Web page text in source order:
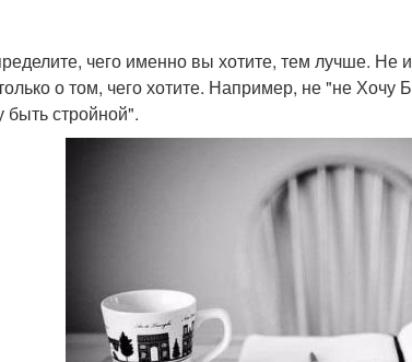
чего именно вы хотите, тем лучше. Не
о том, чего хотите. Например, не "не
быть стройной".